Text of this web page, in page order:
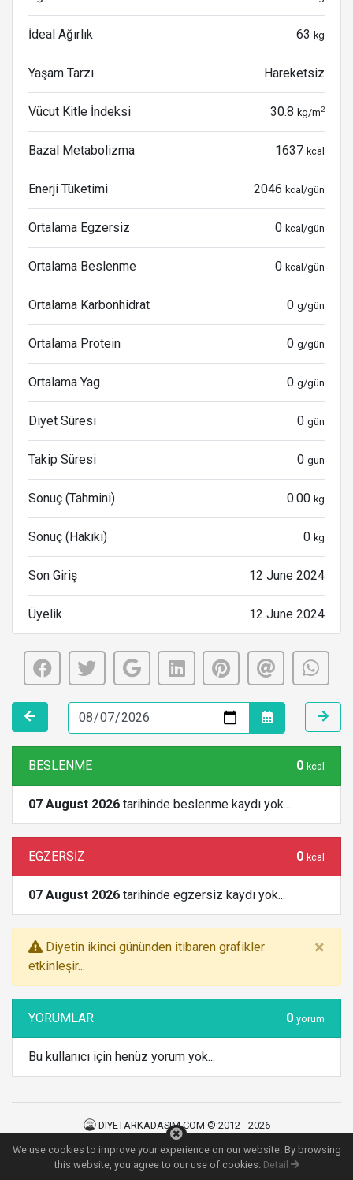
İdeal Ağırlık 63 kg
Yaşam Tarzı Hareketsiz
Vücut Kitle İndeksi 30.8 kg/m2
Bazal Metabolizma 1637 kcal
Enerji Tüketimi 2046 kcal/gün
Ortalama Egzersiz 0 kcal/gün
Ortalama Beslenme 0 kcal/gün
Ortalama Karbonhidrat 0 g/gün
Ortalama Protein 0 g/gün
Ortalama Yag 0 g/gün
Diyet Süresi 0 gün
Takip Süresi 0 gün
Sonuç (Tahmini) 0.00 kg
Sonuç (Hakiki) 0 kg
Son Giriş 12 June 2024
Üyelik 12 June 2024
BESLENME 0 kcal
07 August 2026 tarihinde beslenme kaydı yok...
EGZERSİZ 0 kcal
07 August 2026 tarihinde egzersiz kaydı yok...
Diyetin ikinci gününden itibaren grafikler
etkinleşir...
×
YORUMLAR 0 yorum
Bu kullanıcı için henüz yorum yok...
DIYETARKADASIM.COM © 2012 - 2026
Kullanım Şartları
Gizlilik Politikası
İletişim
240MS
We use cookies to improve your experience on our website. By browsing
this website, you agree to our use of cookies. Detail